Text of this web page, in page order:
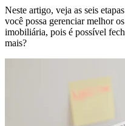
Neste artigo, veja as seis
você possa gerenciar melhor
imobiliária, pois é possível
mais?